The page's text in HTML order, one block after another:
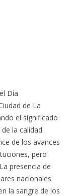
Día
de La
el significado
la calidad
de los avances
pero
presencia de
nacionales
la sangre de los